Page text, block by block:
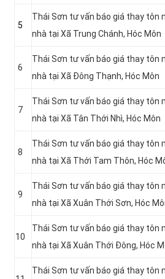
5
Thái Sơn tư vấn báo giá thay tôn
nhà tại Xã Trung Chánh, Hóc Môn
6
Thái Sơn tư vấn báo giá thay tôn
nhà tại Xã Đông Thạnh, Hóc Môn
7
Thái Sơn tư vấn báo giá thay tôn
nhà tại Xã Tân Thới Nhì, Hóc Môn
8
Thái Sơn tư vấn báo giá thay tôn
nhà tại Xã Thới Tam Thôn, Hóc
9
Thái Sơn tư vấn báo giá thay tôn
nhà tại Xã Xuân Thới Sơn, Hóc
10
Thái Sơn tư vấn báo giá thay tôn
nhà tại Xã Xuân Thới Đông, Hóc
Thái Sơn tư vấn báo giá thay tôn